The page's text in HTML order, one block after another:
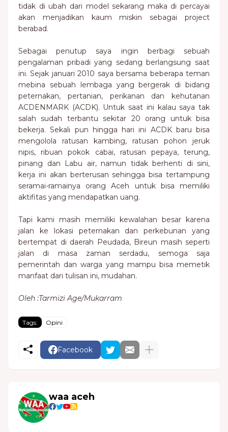
tidak di ubah dari model sekarang maka di percayai
akan menjadikan kaum miskin sebagai project
berabad.
Sebagai penutup saya ingin berbagi sebuah
pengalaman pribadi yang sedang berlangsung saat
ini. Sejak januari 2010 saya bersama beberapa teman
mebina sebuah lembaga yang bergerak di bidang
peternakan, pertanian, perikanan dan kehutanan
ACDENMARK (ACDK). Untuk saat ini kalau saya tak
salah sudah terbantu sekitar 20 orang untuk bisa
bekerja. Sekali pun hingga hari ini ACDK baru bisa
mengolola ratusan kambing, ratusan pohon jeruk
nipis, ribuan pokok cabai, ratusan pepaya, terung,
pinang dan Labu air, namun tidak berhenti di sini,
kerja ini akan berterusan sehingga bisa tertampung
seramai-ramainya orang Aceh untuk bisa memiliki
aktifitas yang mendapatkan uang.
Tapi kami masih memiliki kewalahan besar karena
jalan ke lokasi peternakan dan perkebunan yang
bertempat di daerah Peudada, Bireun masih seperti
jalan di masa zaman serdadu, semoga saja
pemerintah dan warga yang mampu bisa memetik
manfaat dari tulisan ini, mudahan.
Oleh :Tarmizi Age/Mukarram
Tags: Opini
Facebook
waa aceh